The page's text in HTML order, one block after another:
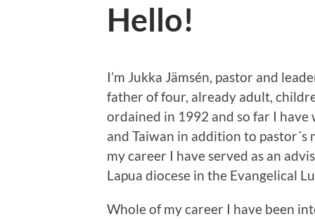
Hello!
I’m Jukka Jämsén, pastor and
father of four, already adult,
ordained in 1992 and so far I
and Taiwan in addition to
my career I have served as an
Lapua diocese in the Evangelical
Whole of my career I have been